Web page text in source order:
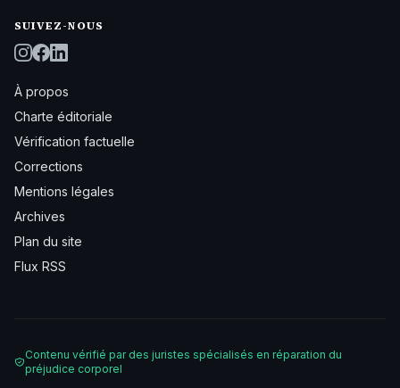
SUIVEZ-NOUS
À propos
Charte éditoriale
Vérification factuelle
Corrections
Mentions légales
Archives
Plan du site
Flux RSS
Contenu vérifié par des juristes spécialisés en réparation du
préjudice corporel